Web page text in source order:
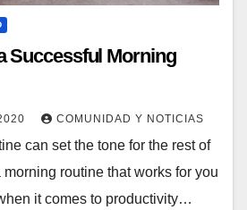
Successful Morning
COMUNIDAD Y NOTICIAS
can set the tone for the rest of
routine that works for you
it comes to productivity…